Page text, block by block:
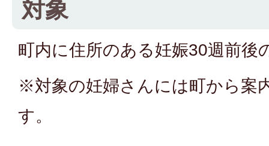
対象
町内に住所のある妊娠30週前後
※対象の妊婦さんには町から案
す。